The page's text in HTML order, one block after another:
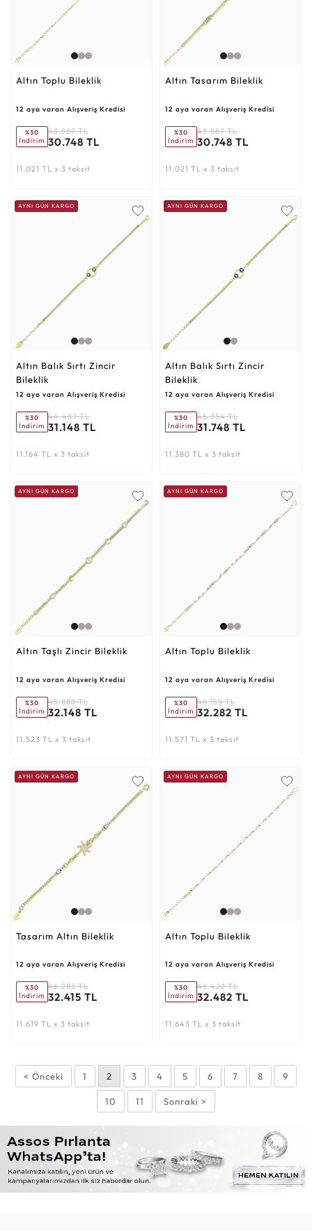
Altın Toplu Bileklik
12 aya varan Alışveriş Kredisi
%30
İndirim
43.887 TL
30.748 TL
11.021 TL x 3 taksit
Altın Tasarım Bileklik
12 aya varan Alışveriş Kredisi
%30
İndirim
43.887 TL
30.748 TL
11.021 TL x 3 taksit
AYNI GÜN KARGO
Altın Balık Sırtı Zincir
Bileklik
12 aya varan Alışveriş Kredisi
%30
İndirim
44.487 TL
31.148 TL
11.164 TL x 3 taksit
AYNI GÜN KARGO
Altın Balık Sırtı Zincir
Bileklik
12 aya varan Alışveriş Kredisi
%30
İndirim
45.354 TL
31.748 TL
11.380 TL x 3 taksit
AYNI GÜN KARGO
Altın Taşlı Zincir Bileklik
12 aya varan Alışveriş Kredisi
%30
İndirim
45.888 TL
32.148 TL
11.523 TL x 3 taksit
AYNI GÜN KARGO
Altın Toplu Bileklik
12 aya varan Alışveriş Kredisi
%30
İndirim
46.155 TL
32.282 TL
11.571 TL x 3 taksit
AYNI GÜN KARGO
Tasarım Altın Bileklik
12 aya varan Alışveriş Kredisi
%30
İndirim
46.288 TL
32.415 TL
11.619 TL x 3 taksit
AYNI GÜN KARGO
Altın Toplu Bileklik
12 aya varan Alışveriş Kredisi
%30
İndirim
46.422 TL
32.482 TL
11.643 TL x 3 taksit
< Önceki 1 2 3 4 5 6 7 8 9
10 11 Sonraki >